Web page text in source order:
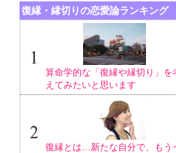
復縁・縁切りの恋愛論ランキング
算命学的な「復縁や縁切り」を
えてみたいと思います
復縁とは…新たな自分で、もう